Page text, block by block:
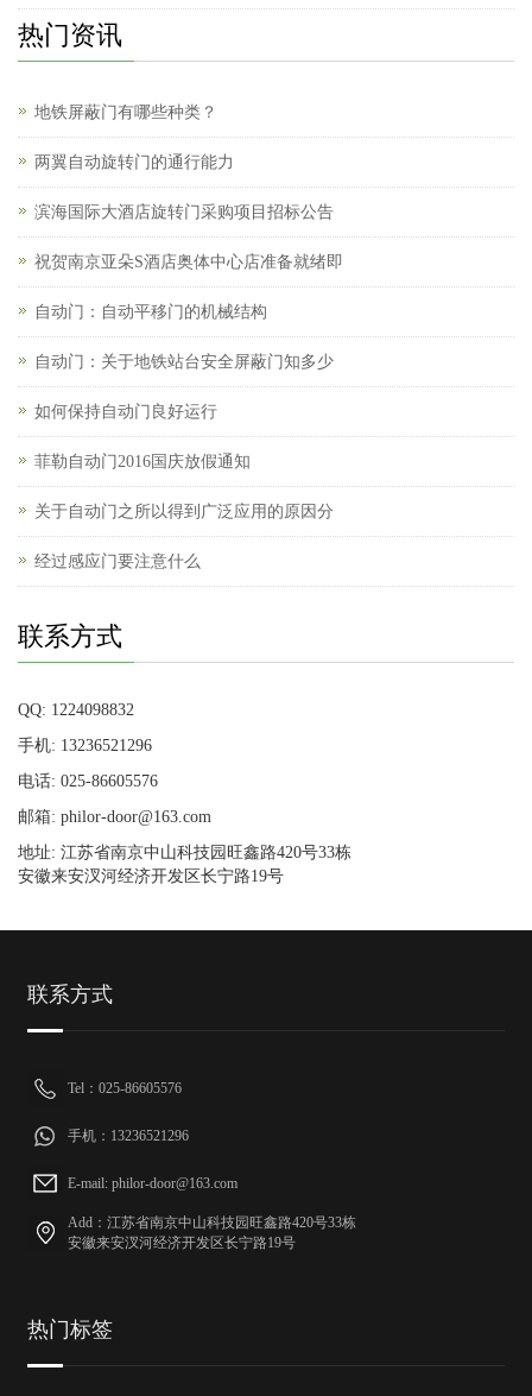
热门资讯
地铁屏蔽门有哪些种类？
两翼自动旋转门的通行能力
滨海国际大酒店旋转门采购项目招标公告
祝贺南京亚朵S酒店奥体中心店准备就绪即
自动门：自动平移门的机械结构
自动门：关于地铁站台安全屏蔽门知多少
如何保持自动门良好运行
菲勒自动门2016国庆放假通知
关于自动门之所以得到广泛应用的原因分
经过感应门要注意什么
联系方式
QQ: 1224098832
手机: 13236521296
电话: 025-86605576
邮箱: philor-door@163.com
地址: 江苏省南京中山科技园旺鑫路420号33栋
安徽来安汊河经济开发区长宁路19号
联系方式
Tel：025-86605576
手机：13236521296
E-mail: philor-door@163.com
Add：江苏省南京中山科技园旺鑫路420号33栋
安徽来安汊河经济开发区长宁路19号
热门标签